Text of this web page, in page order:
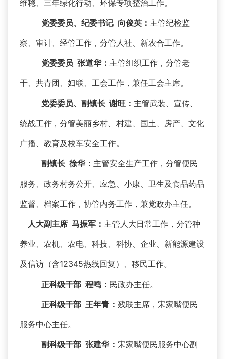
维稳、三年绿化行动、环保专项整治工作。
党委委员、纪委书记 向俊英： 主管纪检监
察、审计、经管工作，分管人社、新农合工作。
党委委员 张道华： 主管组织工作，分管老
干、共青团、妇联、工会工作，兼任工会主席。
党委委员、副镇长 谢旺： 主管武装、宣传、
统战工作，分管美丽乡村、村建、国土、房产、文化
广播、教育及校车安全工作。
副镇长 徐华： 主管安全生产工作，分管便民
服务、政务村务公开、应急、小康、卫生及食品药品
监督、档案工作，协管内务工作，兼党政办主任。
人大副主席 马振军： 主管人大日常工作，分管种
养业、农机、农电、科技、科协、企业、新能源建设
及信访（含12345热线回复）、移民工作。
正科级干部 程鸣： 民政办主任。
正科级干部 王年青： 残联主席，宋家嘴便民
服务中心主任。
副科级干部 张建华： 宋家嘴便民服务中心副